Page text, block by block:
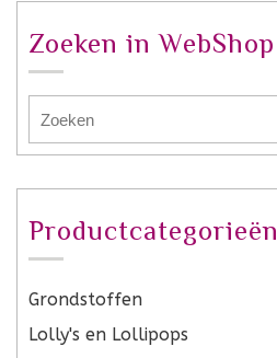
Zoeken in WebShop
Productcategorieën
Grondstoffen
Lolly's en Lollipops